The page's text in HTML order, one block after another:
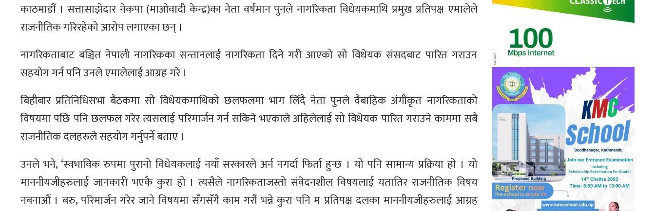
काठमाडौं । सत्तासाझेदार नेकपा (माओवादी केन्द्र)का नेता वर्षमान पुनले नागरिकता विधेयकमाथि प्रमुख प्रतिपक्ष एमालेले
राजनीतिक गरिरहेको आरोप लगाएका छन् ।
नागरिकताबाट बञ्चित नेपाली नागरिकका सन्तानलाई नागरिकता दिने गरी आएको सो विधेयक संसदबाट पारित गराउन
सहयोग गर्न पनि उनले एमालेलाई आग्रह गरे ।
बिहीबार प्रतिनिधिसभा बैठकमा सो विधेयकमाथिको छलफलमा भाग लिँदै नेता पुनले वैबाहिक अंगीकृत नागरिकताको
विषयमा पछि पनि छलफल गरेर त्यसलाई परिमार्जन गर्न सकिने भएकाले अहिलेलाई सो विधेयक पारित गराउने काममा सबै
राजनीतिक दलहरुले सहयोग गर्नुपर्ने बताए ।
उनले भने, ‘स्वभाविक रुपमा पुरानो विधेयकलाई नयाँ सरकारले अर्न नगर्दा फिर्ता हुन्छ । यो पनि सामान्य प्रक्रिया हो । यो
माननीयजीहरुलाई जानकारी भएकै कुरा हो । त्यसैले नागरिकताजस्तो संवेदनशील विषयलाई यतातिर राजनीतिक विषय
नबनाऔं । बरु, परिमार्जन गरेर जाने विषयमा सँगसँगै काम गरौं भन्ने कुरा पनि म प्रतिपक्ष दलका माननीयजीहरुलाई आग्रह